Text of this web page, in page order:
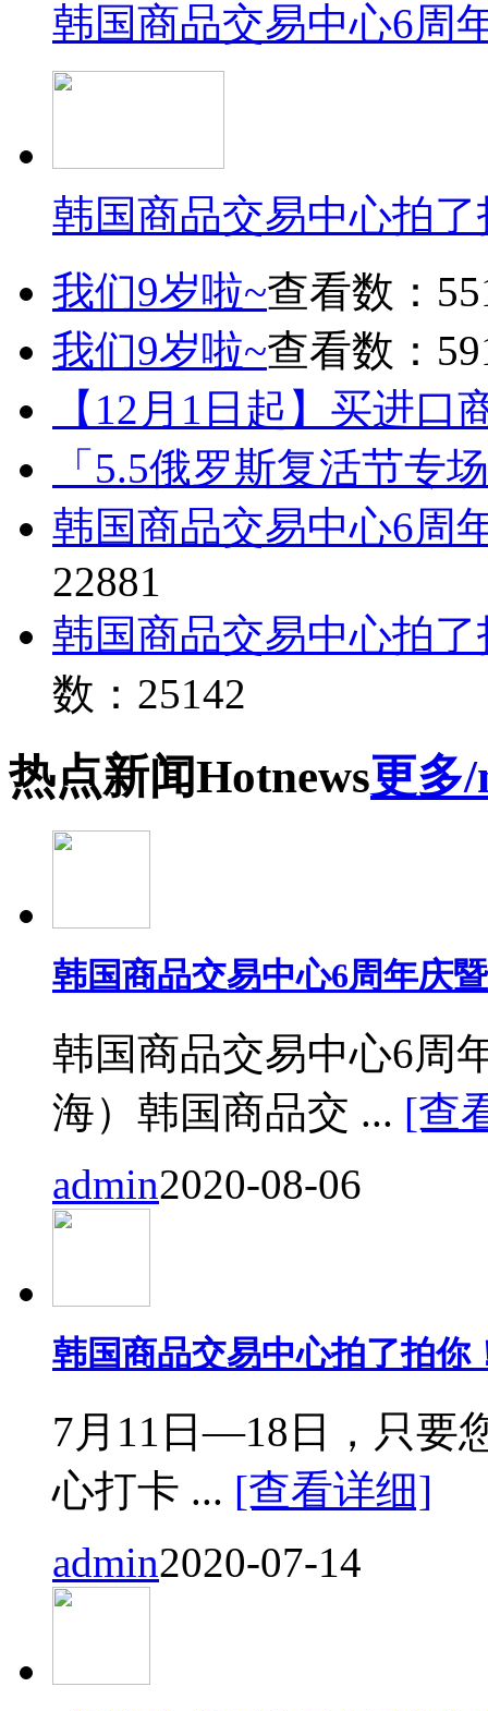
韩国商品交易中心6周
韩国商品交易中心拍
我们9岁啦~查看数：
我们9岁啦~查看数：
【12月1日起】买进口
「5.5俄罗斯复活节专
韩国商品交易中心6周
22881
韩国商品交易中心拍
数：25142
热点新闻Hotnews更多
韩国商品交易中心6周年庆
韩国商品交易中心6周
海）韩国商品交 ... [查
admin2020-08-06
韩国商品交易中心拍了拍你
7月11日—18日，只要
心打卡 ... [查看详细]
admin2020-07-14